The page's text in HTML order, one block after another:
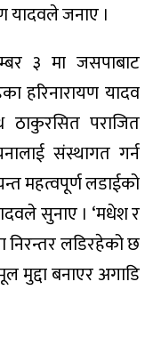
यादवले जनाए ।
३ मा जसपाबाट
हरिनारायण यादव
पराजित
संस्थागत गर्न
महत्वपूर्ण लडाईको
सुनाए । ‘मधेश र
निरन्तर लडिरहेको छ
बनाएर अगाडि